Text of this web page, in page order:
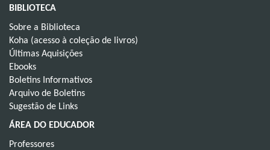
BIBLIOTECA
Sobre a Biblioteca
Koha (acesso à coleção de livros)
Últimas Aquisições
Ebooks
Boletins Informativos
Arquivo de Boletins
Sugestão de Links
ÁREA DO EDUCADOR
Professores